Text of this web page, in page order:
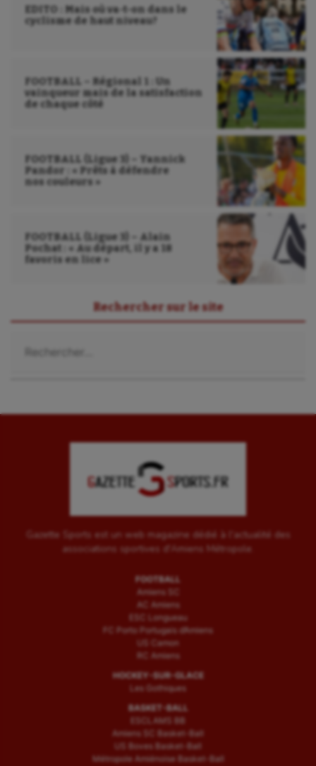
EDITO : Mais où va-t-on dans le
cyclisme de haut niveau?
FOOTBALL – Régional 1 : Un
vainqueur mais de la satisfaction
de chaque côté
FOOTBALL (Ligue 3) – Yannick
Pandor : « Prêts à défendre
nos couleurs »
FOOTBALL (Ligue 3) – Alain
Pochat : « Au départ, il y a 18
favoris en lice »
Rechercher sur le site
Gazette Sports est un web magazine dédié à l'actualité des
associations sportives d'Amiens Métropole.
FOOTBALL
Amiens SC
AC Amiens
ESC Longueau
FC Porto Portugais d’Amiens
US Camon
RC Amiens
HOCKEY-SUR-GLACE
Les Gothiques
BASKET-BALL
ESCLAMS BB
Amiens SC Basket-Ball
US Boves Basket-Ball
Métropole Amiénoise Basket-Ball